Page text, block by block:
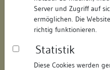
Server und Zugriff auf
ermöglichen. Die
richtig funktionieren.
Statistik
Diese Cookies werden
Objektdaten